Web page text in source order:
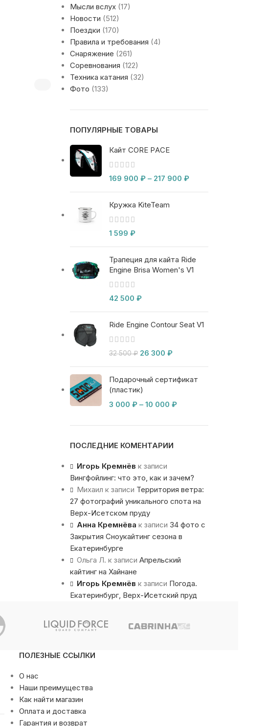
Мысли вслух(17)
Новости (512)
Поездки (170)
Правила и требования (4)
Снаряжение (261)
Соревнования (122)
Техника катания (32)
Фото (133)
ПОПУЛЯРНЫЕ ТОВАРЫ
Кайт CORE PACE
169 900 ₽ – 217 900 ₽
Кружка KiteTeam
1 599 ₽
Трапеция для кайта Ride
Engine Brisa Women's V1
42 500 ₽
Ride Engine Contour Seat V1
32 500₽ 26 300 ₽
Подарочный сертификат
(пластик)
3 000 ₽ – 10 000 ₽
ПОСЛЕДНИЕ КОМЕНТАРИИ
Игорь Кремнёв к записи
Вингфойлинг: что это, как и зачем?
Михаил к записи Территория ветра:
27 фотографий уникального спота на
Верх-Исетском пруду
Анна Кремнёва к записи 34 фото с
Закрытия Сноукайтинг сезона в
Екатеринбурге
Ольга Л. к записи Апрельский
кайтинг на Хайнане
Игорь Кремнёв к записи Погода.
Екатеринбург, Верх-Исетский пруд
ПОЛЕЗНЫЕ ССЫЛКИ
О нас
Наши преимущества
Как найти магазин
Оплата и доставка
Гарантия и возврат